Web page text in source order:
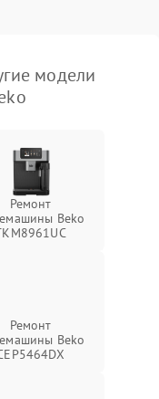
модели
Ремонт
Beko
Ремонт
Beko